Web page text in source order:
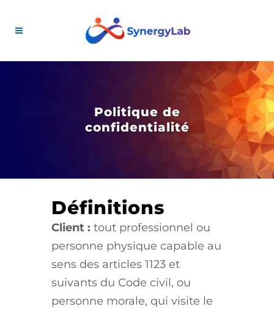
Politique de
confidentialité
Définitions
Client : tout professionnel ou
personne physique capable au
sens des articles 1123 et
suivants du Code civil, ou
personne morale, qui visite le